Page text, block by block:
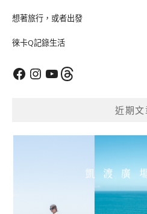
想著旅行，或者出發
徠卡Q記錄生活
FacebookInstagram
YouTubeThreads
近期文